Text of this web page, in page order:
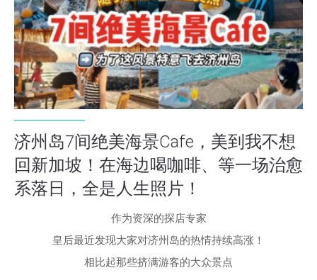
济州岛7间绝美海景Cafe，美到我不想
回新加坡！在海边喝咖啡、等一场治愈
系落日，全是人生照片！
作为资深的探店专家
皇后最近发现大家对济州岛的热情持续高涨！
相比起那些挤满游客的大众景点